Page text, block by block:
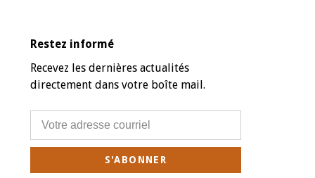
Restez informé
Recevez les dernières actualités
directement dans votre boîte mail.
S'ABONNER